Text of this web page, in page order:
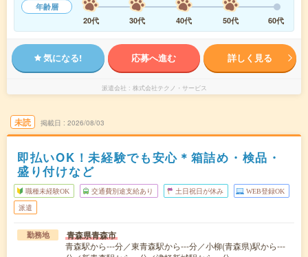
年齢層
20代
30代 40代 50代 60代
気になる! 応募へ進む 詳しく見る
派遣会社 株式会社テクノ・サービス
未読 掲載日 2026/08/03
即払いOK！未経験でも安心＊箱詰め・検品・
盛り付けなど
職種未経験OK 交通費別途支給あり 土日祝日が休み WEB登録OK
派遣
勤務地 青森県青森市
青森駅から---分／東青森駅から---分／小柳(青森県)駅から---